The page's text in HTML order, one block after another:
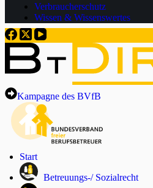
Verbraucherschutz
Wissen & Wissenswertes
Kampagne des BVfB
Start
Betreuungs-/ Sozialrecht